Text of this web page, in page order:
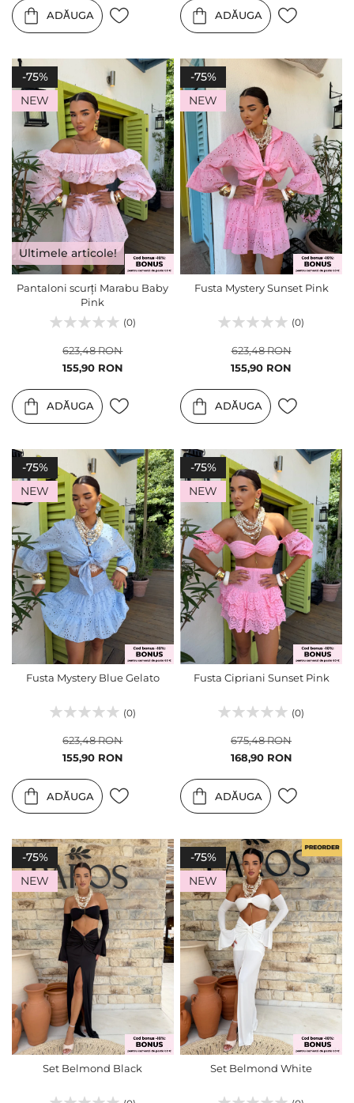
ADĂUGA ADĂUGA
-75%
NEW
Ultimele articole!
Pantaloni scurți Marabu Baby
Pink
(0)
Pret
155,90 RON
623,48 RON
ADĂUGA
-75%
NEW
Fusta Mystery Sunset Pink
(0)
Pret
155,90 RON
623,48 RON
ADĂUGA
-75%
NEW
Fusta Mystery Blue Gelato
(0)
Pret
155,90 RON
623,48 RON
ADĂUGA
-75%
NEW
Fusta Cipriani Sunset Pink
(0)
Pret
168,90 RON
675,48 RON
ADĂUGA
-75%
NEW
Set Belmond Black
-75%
NEW
Set Belmond White